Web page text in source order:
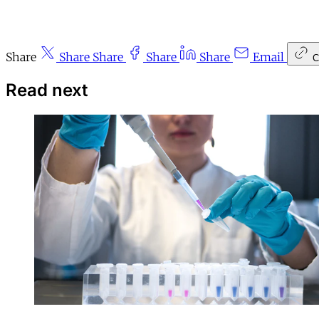
Share Share Share Share Share Email
Read next